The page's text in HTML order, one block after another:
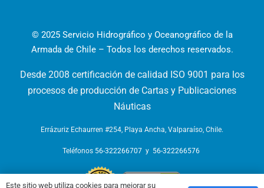
© 2025 Servicio Hidrográfico y Oceanográfico de la
Armada de Chile – Todos los derechos reservados.
Desde 2008 certificación de calidad ISO 9001 para los
procesos de producción de Cartas y Publicaciones
Náuticas
Errázuriz Echaurren #254, Playa Ancha, Valparaíso, Chile.
Teléfonos 56-322266707 y 56-322266576
Este sitio web utiliza cookies para mejorar su